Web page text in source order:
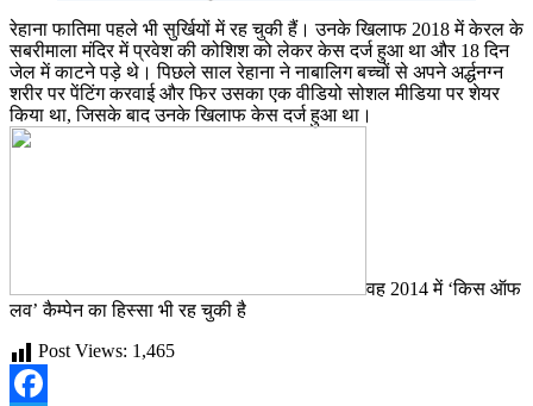
रेहाना फातिमा पहले भी सुर्खियों में रह चुकी हैं। उनके खिलाफ 2018 में केरल के
सबरीमाला मंदिर में प्रवेश की कोशिश को लेकर केस दर्ज हुआ था और 18 दिन
जेल में काटने पड़े थे। पिछले साल रेहाना ने नाबालिग बच्चों से अपने अर्द्धनग्न
शरीर पर पेंटिंग करवाई और फिर उसका एक वीडियो सोशल मीडिया पर शेयर
किया था, जिसके बाद उनके खिलाफ केस दर्ज हुआ था।
वह 2014 में ‘किस ऑफ
लव’ कैम्पेन का हिस्सा भी रह चुकी है
Post Views: 1,465